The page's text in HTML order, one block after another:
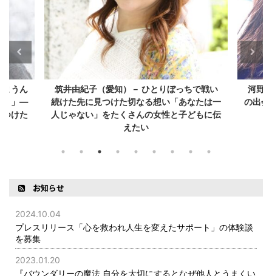
まうん
？」—
けた
筑井由紀子（愛知）－ ひとりぼっちで戦い
続けた先に見つけた切なる想い「あなたは一
人じゃない」をたくさんの女性と子どもに伝
えたい
河野
の出会
お知らせ
2024.10.04
プレスリリース「心を救われ人生を変えたサポート」の体験談
を募集
2023.01.20
『バウンダリーの魔法 自分を大切にするとなぜ他人とうまくい